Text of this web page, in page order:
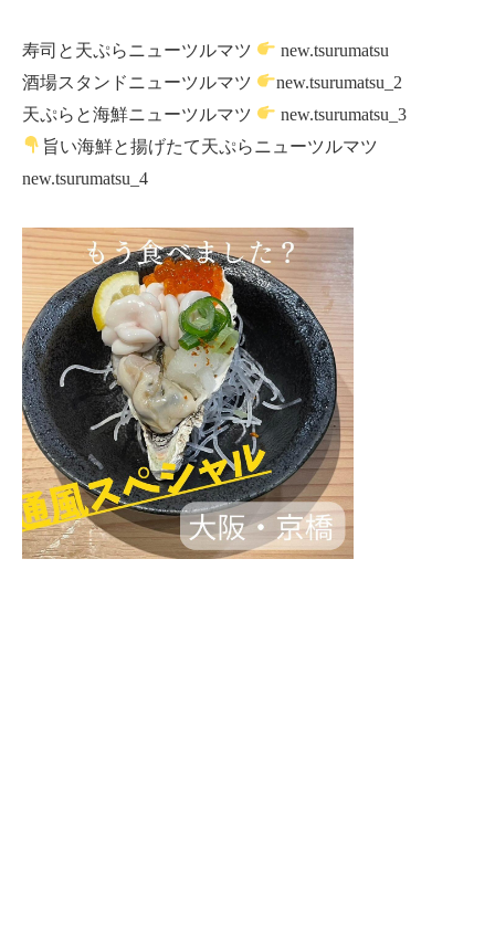
寿司と天ぷらニューツルマツ
new.tsurumatsu
酒場スタンドニューツルマツ
new.tsurumatsu_2
天ぷらと海鮮ニューツルマツ
new.tsurumatsu_3
旨い海鮮と揚げたて天ぷらニューツルマツ
new.tsurumatsu_4